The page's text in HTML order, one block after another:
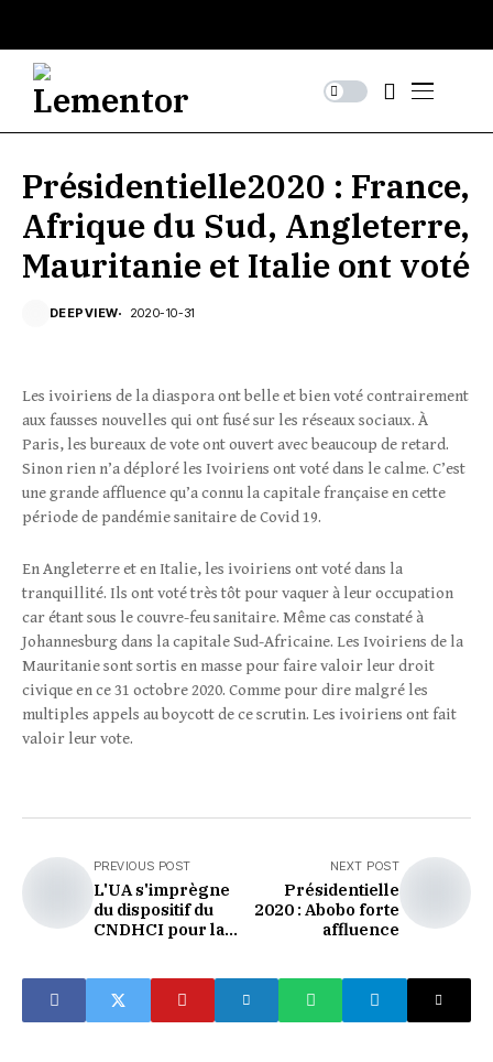
Présidentielle2020 : France,
Afrique du Sud, Angleterre,
Mauritanie et Italie ont voté
DEEPVIEW 2020-10-31
Les ivoiriens de la diaspora ont belle et bien voté contrairement
aux fausses nouvelles qui ont fusé sur les réseaux sociaux. À
Paris, les bureaux de vote ont ouvert avec beaucoup de retard.
Sinon rien n’a déploré les Ivoiriens ont voté dans le calme. C’est
une grande affluence qu’a connu la capitale française en cette
période de pandémie sanitaire de Covid 19.
En Angleterre et en Italie, les ivoiriens ont voté dans la
tranquillité. Ils ont voté très tôt pour vaquer à leur occupation
car étant sous le couvre-feu sanitaire. Même cas constaté à
Johannesburg dans la capitale Sud-Africaine. Les Ivoiriens de la
Mauritanie sont sortis en masse pour faire valoir leur droit
civique en ce 31 octobre 2020. Comme pour dire malgré les
multiples appels au boycott de ce scrutin. Les ivoiriens ont fait
valoir leur vote.
PREVIOUS POST
L'UA s'imprègne
du dispositif du
CNDHCI pour la
NEXT POST
Présidentielle
2020 : Abobo forte
affluence